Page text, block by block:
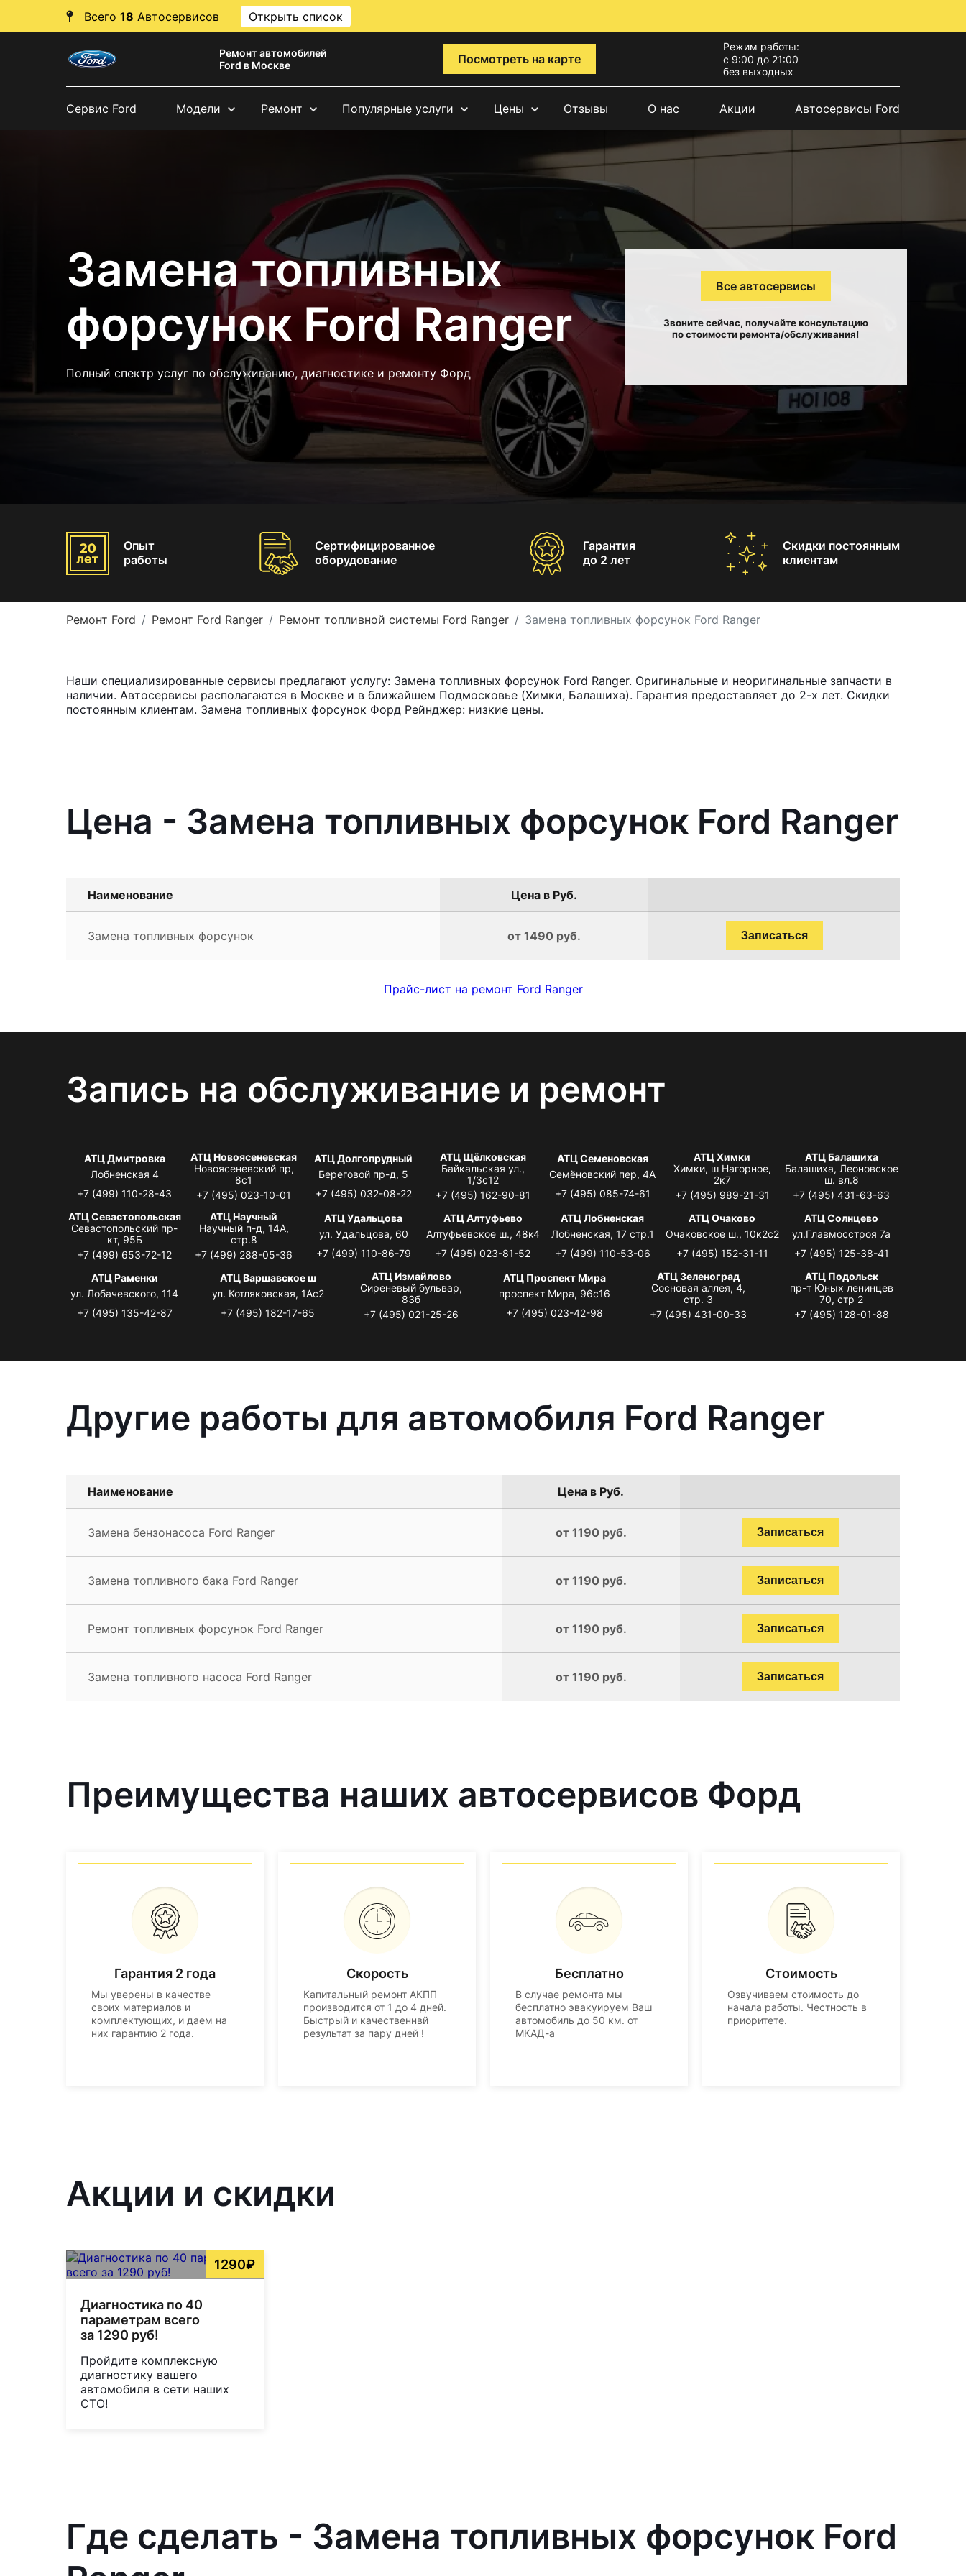
Всего 18 Автосервисов Открыть список
Ремонт автомобилей
Ford в Москве
Посмотреть на карте
Режим работы:
с 9:00 до 21:00
без выходных
Сервис Ford Модели Ремонт Популярные услуги Цены Отзывы О нас Акции Автосервисы Ford
Замена топливных
форсунок Ford Ranger
Полный спектр услуг по обслуживанию, диагностике и ремонту Форд
Все автосервисы
Звоните сейчас, получайте консультацию
по стоимости ремонта/обслуживания!
Опыт
работы
Сертифицированное
оборудование
Гарантия
до 2 лет
Скидки постоянным
клиентам
Ремонт Ford Ремонт Ford Ranger Ремонт топливной системы Ford Ranger Замена топливных форсунок Ford Ranger
Наши специализированные сервисы предлагают услугу: Замена топливных форсунок Ford Ranger. Оригинальные и неоригинальные запчасти в
наличии. Автосервисы располагаются в Москве и в ближайшем Подмосковье (Химки, Балашиха). Гарантия предоставляет до 2-х лет. Скидки
постоянным клиентам. Замена топливных форсунок Форд Рейнджер: низкие цены.
Цена - Замена топливных форсунок Ford Ranger
Наименование Цена в Руб.
Замена топливных форсунок от 1490 руб. Записаться
Прайс-лист на ремонт Ford Ranger
Запись на обслуживание и ремонт
АТЦ Дмитровка
Лобненская 4
+7 (499) 110-28-43
АТЦ Новоясеневская
Новоясеневский пр,
8с1
+7 (495) 023-10-01
АТЦ Долгопрудный
Береговой пр-д, 5
+7 (495) 032-08-22
АТЦ Щёлковская
Байкальская ул.,
1/3с12
+7 (495) 162-90-81
АТЦ Семеновская
Семёновский пер, 4А
+7 (495) 085-74-61
АТЦ Химки
Химки, ш Нагорное,
2к7
+7 (495) 989-21-31
АТЦ Балашиха
Балашиха, Леоновское
ш. вл.8
+7 (495) 431-63-63
АТЦ Севастопольская
Севастопольский пр-
кт, 95Б
+7 (499) 653-72-12
АТЦ Научный
Научный п-д, 14А,
стр.8
+7 (499) 288-05-36
АТЦ Удальцова
ул. Удальцова, 60
+7 (499) 110-86-79
АТЦ Алтуфьево
Алтуфьевское ш., 48к4
+7 (495) 023-81-52
АТЦ Лобненская
Лобненская, 17 стр.1
+7 (499) 110-53-06
АТЦ Очаково
Очаковское ш., 10к2с2
+7 (495) 152-31-11
АТЦ Солнцево
ул.Главмосстроя 7а
+7 (495) 125-38-41
АТЦ Раменки
ул. Лобачевского, 114
+7 (495) 135-42-87
АТЦ Варшавское ш
ул. Котляковская, 1Ас2
+7 (495) 182-17-65
АТЦ Измайлово
Сиреневый бульвар,
83б
+7 (495) 021-25-26
АТЦ Проспект Мира
проспект Мира, 96с16
+7 (495) 023-42-98
АТЦ Зеленоград
Сосновая аллея, 4,
стр. 3
+7 (495) 431-00-33
АТЦ Подольск
пр-т Юных ленинцев
70, стр 2
+7 (495) 128-01-88
Другие работы для автомобиля Ford Ranger
Наименование Цена в Руб.
Замена бензонасоса Ford Ranger от 1190 руб. Записаться
Замена топливного бака Ford Ranger от 1190 руб. Записаться
Ремонт топливных форсунок Ford Ranger от 1190 руб. Записаться
Замена топливного насоса Ford Ranger от 1190 руб. Записаться
Преимущества наших автосервисов Форд
Гарантия 2 года
Мы уверены в качестве
своих материалов и
комплектующих, и даем на
них гарантию 2 года.
Скорость
Капитальный ремонт АКПП
производится от 1 до 4 дней.
Быстрый и качественнвй
результат за пару дней !
Бесплатно
В случае ремонта мы
бесплатно эвакуируем Ваш
автомобиль до 50 км. от
МКАД-а
Стоимость
Озвучиваем стоимость до
начала работы. Честность в
приоритете.
Акции и скидки
1290₽
Диагностика по 40
параметрам всего
за 1290 руб!
Пройдите комплексную
диагностику вашего
автомобиля в сети наших
СТО!
Где сделать - Замена топливных форсунок Ford